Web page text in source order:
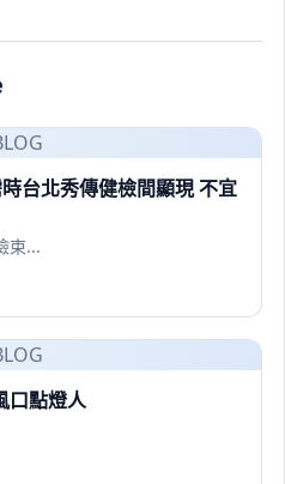
台北秀傳健檢間顯現 不宜
束...
口點燈人